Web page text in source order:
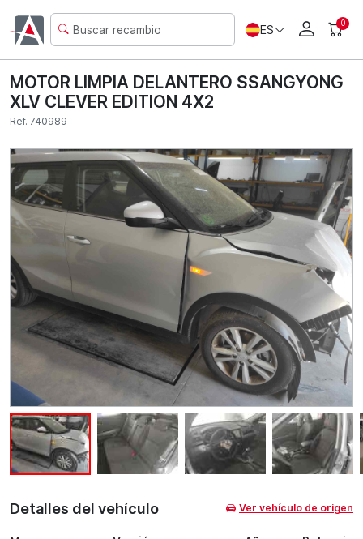
ES 0
MOTOR LIMPIA DELANTERO SSANGYONG
XLV CLEVER EDITION 4X2
Ref. 740989
Detalles del vehículo Ver vehículo de origen